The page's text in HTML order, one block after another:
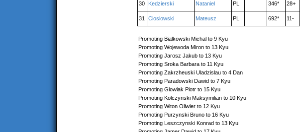
30 Kedzierski Nataniel PL 346* 28+
31 Cioslowski Mateusz PL 692* 11-
Promoting Bialkowski Michal to 9 Kyu
Promoting Wojewoda Miron to 13 Kyu
Promoting Jarosz Jakub to 13 Kyu
Promoting Sroka Barbara to 11 Kyu
Promoting Zakrzheuski Uladzislau to 4 Dan
Promoting Paradowski Dawid to 7 Kyu
Promoting Glowiak Piotr to 15 Kyu
Promoting Kolczynski Maksymilian to 10 Kyu
Promoting Witon Oliwier to 12 Kyu
Promoting Purzynski Bruno to 16 Kyu
Promoting Leszczynski Konrad to 13 Kyu